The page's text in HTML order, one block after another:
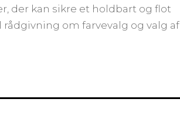
der kan sikre et holdbart og flot
om farvevalg og valg af